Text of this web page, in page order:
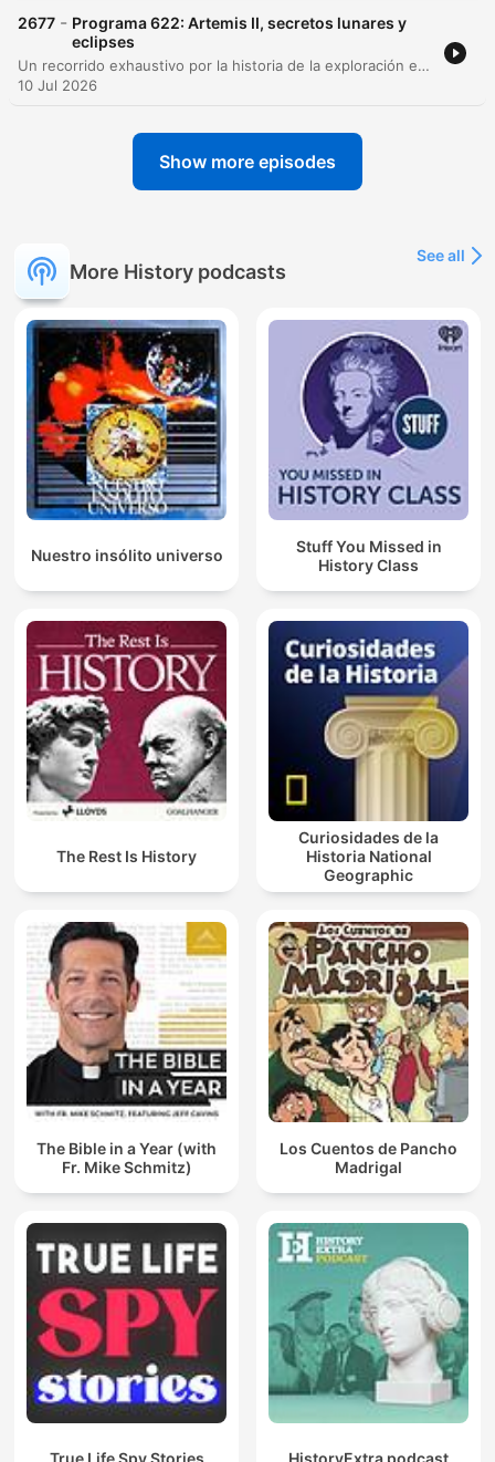
2677 - Programa 622: Artemis II, secretos lunares y
eclipses
Un recorrido exhaustivo por la historia de la exploración espacial, desde los riesgos extremos y la competencia política de la era Apolo hasta la promesa del programa Artemis. El episodio analiza los desafíos técnicos, como el regolito lunar y la radiación, y la importancia estratégica de la Luna como base para futuras misiones a Marte. Además, se explora la relevancia de la ciencia y la astronomía en la cultura humana, abordando desde la mitología de los eclipses y la confirmación de la relatividad de Einstein, hasta la destacada participación de ingenieros españoles en la NASA. El programa concluye con una reflexión sobre la fragilidad de la Tierra a través de la obra de Carl Sagan.
10 Jul 2026
Show more episodes
More History podcasts
See all
Nuestro insólito universo
Stuff You Missed in
History Class
The Rest Is History
Curiosidades de la
Historia National
Geographic
The Bible in a Year (with
Fr. Mike Schmitz)
Los Cuentos de Pancho
Madrigal